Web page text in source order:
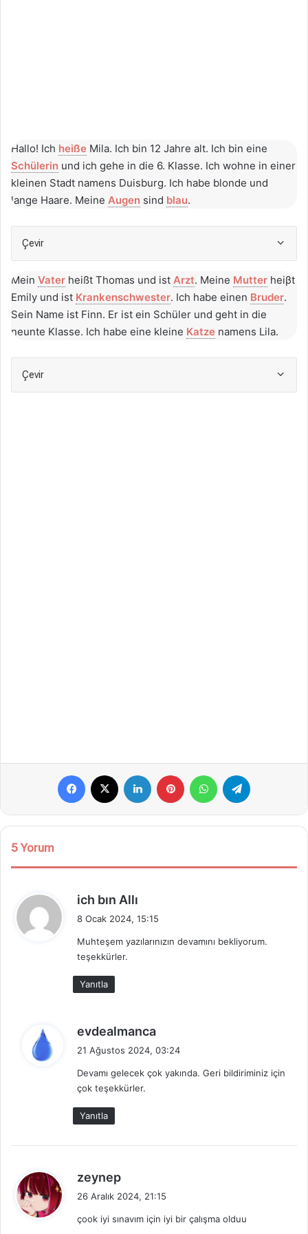
Hallo! Ich heiße Mila. Ich bin 12 Jahre alt. Ich bin eine
Schülerin und ich gehe in die 6. Klasse. Ich wohne in einer
kleinen Stadt namens Duisburg. Ich habe blonde und
lange Haare. Meine Augen sind blau.
Çevir
Mein Vater heißt Thomas und ist Arzt. Meine Mutter heiβt
Emily und ist Krankenschwester. Ich habe einen Bruder.
Sein Name ist Finn. Er ist ein Schüler und geht in die
neunte Klasse. Ich habe eine kleine Katze namens Lila.
Çevir
Facebook LinkedIn Pinterest WhatsApp
5 Yorum
ich bın Allı
i
8 Ocak 2024, 15:15
Muhteşem yazılarınızın devamını bekliyorum.
teşekkürler.
Yanıtla
evdealmanca
i
21 Ağustos 2024, 03:24
Devamı gelecek çok yakında. Geri bildiriminiz için
çok teşekkürler.
Yanıtla
zeynep
i
26 Aralık 2024, 21:15
çook iyi sınavım için iyi bir çalışma olduu